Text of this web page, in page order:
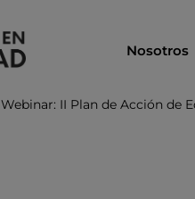
Nosotros
Webinar: II Plan de Acción de